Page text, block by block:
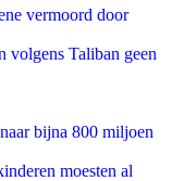
vermoord door
volgens Taliban geen
bijna 800 miljoen
moesten al